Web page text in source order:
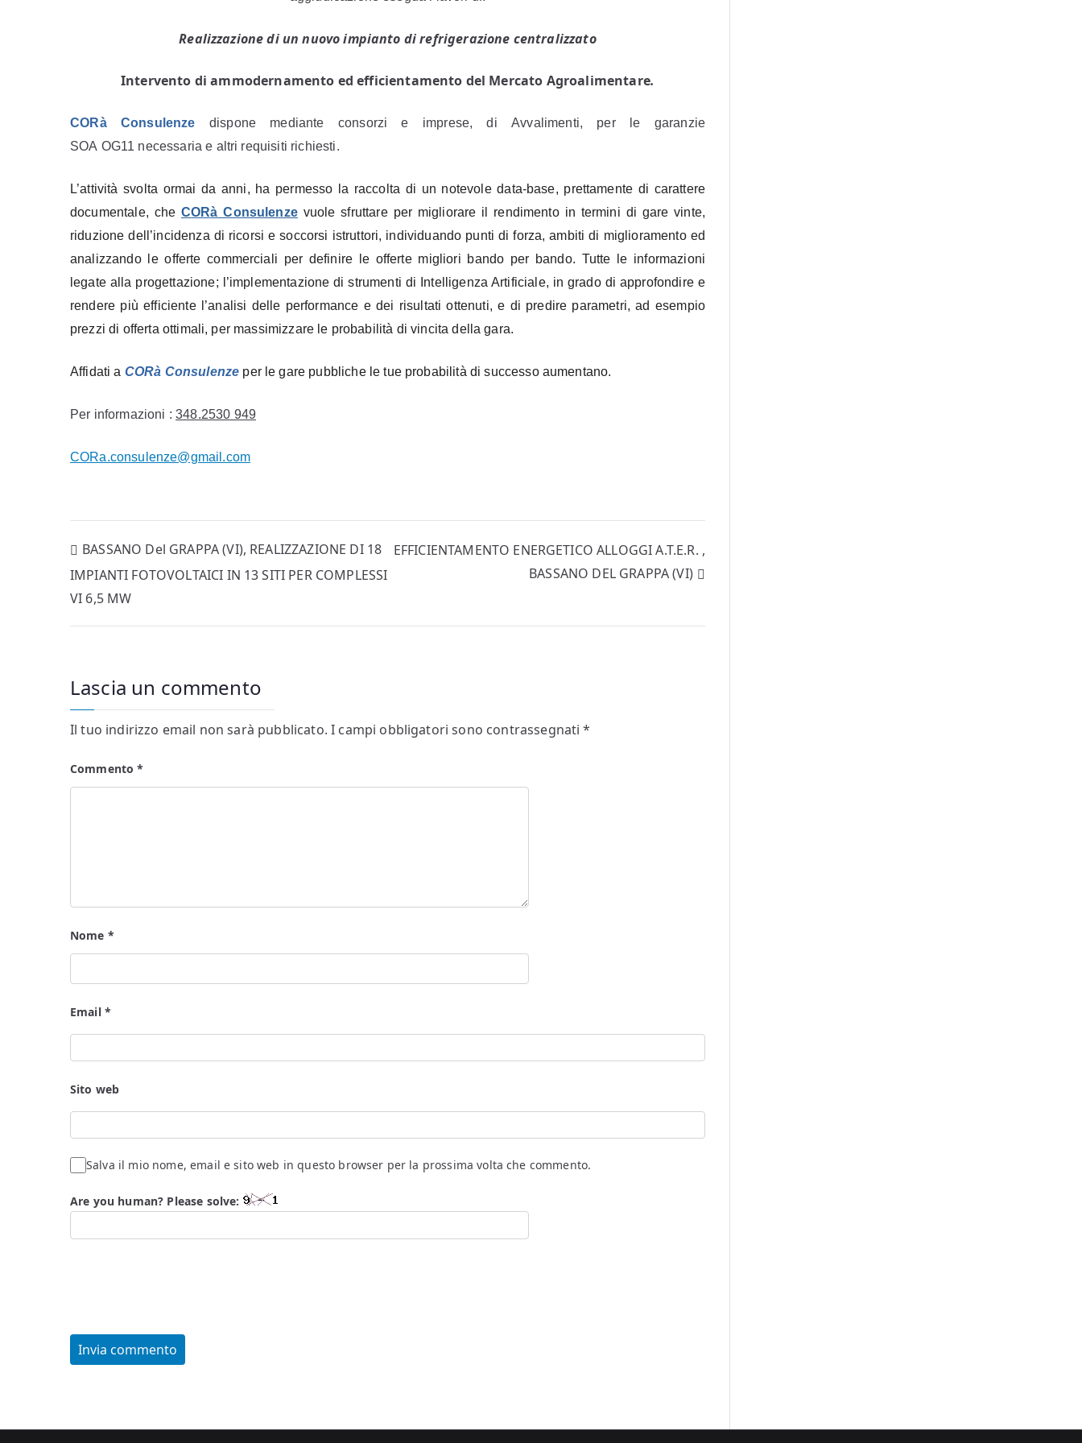
un
impianto
refrigerazione
ammodernamento
ed
efficientamento
del
Mercato
Agroalimentare.
Realizzazione di un nuovo impianto di refrigerazione centralizzato
Intervento di ammodernamento ed efficientamento del Mercato Agroalimentare.
CORà Consulenze dispone mediante consorzi e imprese, di
Avvalimenti, per le garanzie
SOA OG11 necessaria e altri requisiti richiesti.
L’attività svolta ormai da anni, ha permesso la raccolta di un notevole data-base, prettamente di carattere
documentale, che CORà Consulenzevuole sfruttare per migliorare il rendimento in termini di gare vinte,
riduzione dell’incidenza di ricorsi e soccorsi istruttori, individuando punti di forza, ambiti di miglioramento ed
analizzando le offerte commerciali per definire le offerte migliori bando per bando. Tutte le informazioni
legate alla progettazione; l’implementazione di strumenti di Intelligenza Artificiale, in grado di approfondire e
rendere più efficiente l’analisi delle performance e dei risultati ottenuti, e di predire parametri, ad esempio
prezzi di offerta ottimali, per massimizzare le probabilità di vincita della gara.
Affidati a CORà Consulenze per le gare pubbliche le tue probabilità di successo aumentano.
Per informazioni : 348.2530 949
CORa.consulenze@gmail.com
Navigazione
articoli
BASSANO Del GRAPPA (VI), REALIZZAZIONE DI 18
IMPIANTI FOTOVOLTAICI IN 13 SITI PER COMPLESSI
VI 6,5 MW
EFFICIENTAMENTO ENERGETICO ALLOGGI A.T.E.R. ,
BASSANO DEL GRAPPA (VI)
Lascia un commento
Il tuo indirizzo email non sarà pubblicato. I campi obbligatori sono contrassegnati*
Commento*
Nome *
Email *
Sito web
Salva il mio nome, email e sito web in questo browser per la prossima volta che commento.
Are you human? Please solve: